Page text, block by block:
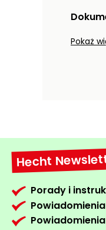
Pokaż
Hecht
Porady i